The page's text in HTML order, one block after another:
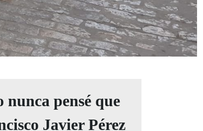
nunca pensé que
Javier Pérez